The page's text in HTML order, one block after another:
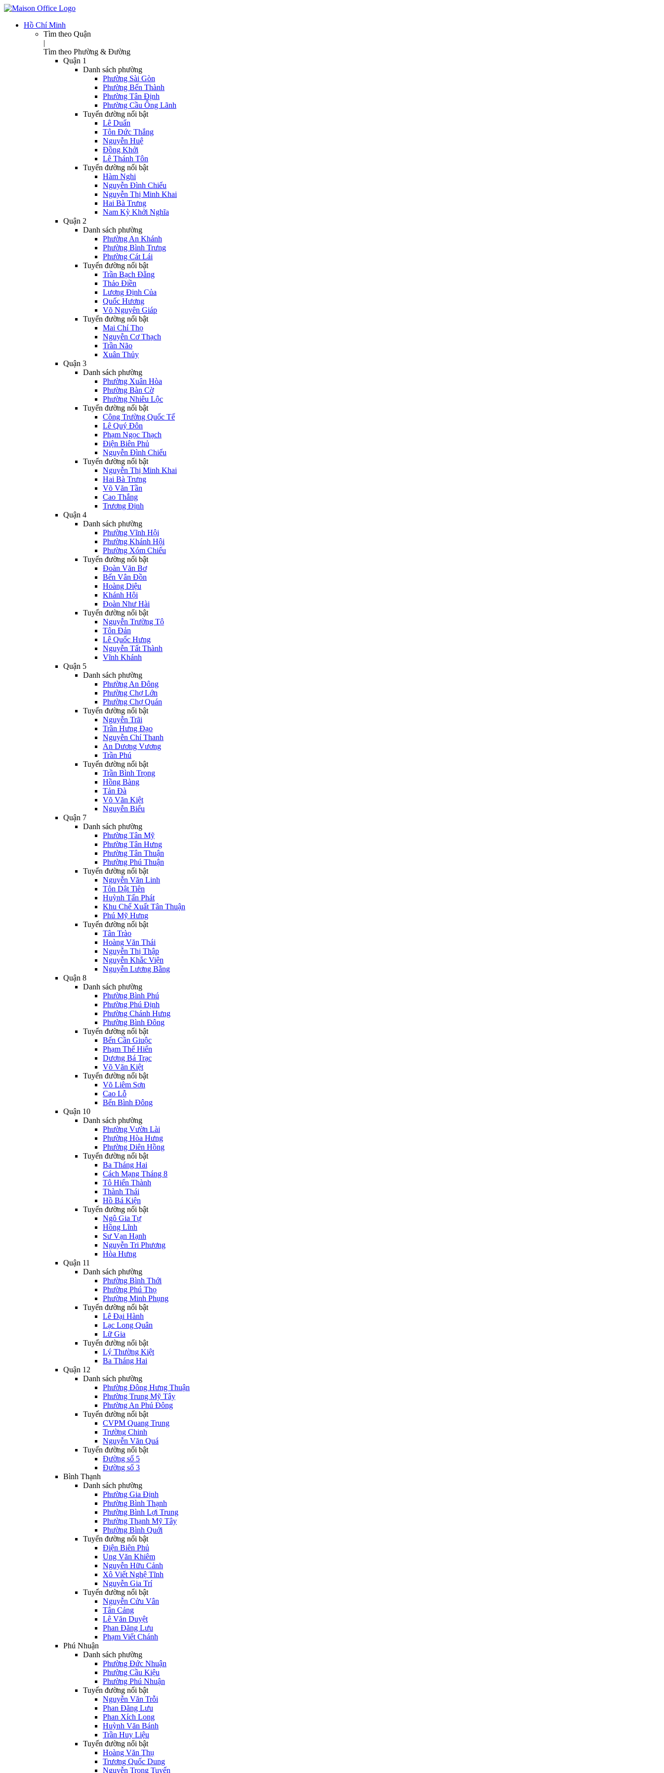
Hồ Chí Minh
Tìm theo Quận
|
Tìm theo Phường & Đường
Quận 1
Danh sách phường
Phường Sài Gòn
Phường Bến Thành
Phường Tân Định
Phường Cầu Ông Lãnh
Tuyến đường nổi bật
Lê Duẩn
Tôn Đức Thắng
Nguyễn Huệ
Đồng Khởi
Lê Thánh Tôn
Tuyến đường nổi bật
Hàm Nghi
Nguyễn Đình Chiểu
Nguyễn Thị Minh Khai
Hai Bà Trưng
Nam Kỳ Khởi Nghĩa
Quận 2
Danh sách phường
Phường An Khánh
Phường Bình Trưng
Phường Cát Lái
Tuyến đường nổi bật
Trần Bạch Đằng
Thảo Điền
Lương Định Của
Quốc Hương
Võ Nguyên Giáp
Tuyến đường nổi bật
Mai Chí Thọ
Nguyễn Cơ Thạch
Trần Não
Xuân Thủy
Quận 3
Danh sách phường
Phường Xuân Hòa
Phường Bàn Cờ
Phường Nhiêu Lộc
Tuyến đường nổi bật
Công Trường Quốc Tế
Lê Quý Đôn
Phạm Ngọc Thạch
Điện Biên Phủ
Nguyễn Đình Chiểu
Tuyến đường nổi bật
Nguyễn Thị Minh Khai
Hai Bà Trưng
Võ Văn Tần
Cao Thắng
Trương Định
Quận 4
Danh sách phường
Phường Vĩnh Hội
Phường Khánh Hội
Phường Xóm Chiếu
Tuyến đường nổi bật
Đoàn Văn Bơ
Bến Vân Đồn
Hoàng Diệu
Khánh Hội
Đoàn Như Hài
Tuyến đường nổi bật
Nguyễn Trường Tộ
Tôn Đản
Lê Quốc Hưng
Nguyễn Tất Thành
Vĩnh Khánh
Quận 5
Danh sách phường
Phường An Đông
Phường Chợ Lớn
Phường Chợ Quán
Tuyến đường nổi bật
Nguyễn Trãi
Trần Hưng Đạo
Nguyễn Chí Thanh
An Dương Vương
Trần Phú
Tuyến đường nổi bật
Trần Bình Trọng
Hồng Bàng
Tản Đà
Võ Văn Kiệt
Nguyễn Biểu
Quận 7
Danh sách phường
Phường Tân Mỹ
Phường Tân Hưng
Phường Tân Thuận
Phường Phú Thuận
Tuyến đường nổi bật
Nguyễn Văn Linh
Tôn Dật Tiên
Huỳnh Tấn Phát
Khu Chế Xuất Tân Thuận
Phú Mỹ Hưng
Tuyến đường nổi bật
Tân Trào
Hoàng Văn Thái
Nguyễn Thị Thập
Nguyễn Khắc Viện
Nguyễn Lương Bằng
Quận 8
Danh sách phường
Phường Bình Phú
Phường Phú Định
Phường Chánh Hưng
Phường Bình Đông
Tuyến đường nổi bật
Bến Cần Giuộc
Phạm Thế Hiển
Dương Bá Trạc
Võ Văn Kiệt
Tuyến đường nổi bật
Võ Liêm Sơn
Cao Lỗ
Bến Bình Đông
Quận 10
Danh sách phường
Phường Vườn Lài
Phường Hòa Hưng
Phường Diên Hồng
Tuyến đường nổi bật
Ba Tháng Hai
Cách Mạng Tháng 8
Tô Hiến Thành
Thành Thái
Hồ Bá Kiện
Tuyến đường nổi bật
Ngô Gia Tự
Hồng Lĩnh
Sư Vạn Hạnh
Nguyễn Tri Phương
Hòa Hưng
Quận 11
Danh sách phường
Phường Bình Thới
Phường Phú Thọ
Phường Minh Phụng
Tuyến đường nổi bật
Lê Đại Hành
Lạc Long Quân
Lữ Gia
Tuyến đường nổi bật
Lý Thường Kiệt
Ba Tháng Hai
Quận 12
Danh sách phường
Phường Đông Hưng Thuận
Phường Trung Mỹ Tây
Phường An Phú Đông
Tuyến đường nổi bật
CVPM Quang Trung
Trường Chinh
Nguyễn Văn Quá
Tuyến đường nổi bật
Đường số 5
Đường số 3
Bình Thạnh
Danh sách phường
Phường Gia Định
Phường Bình Thạnh
Phường Bình Lợi Trung
Phường Thạnh Mỹ Tây
Phường Bình Quới
Tuyến đường nổi bật
Điện Biên Phủ
Ung Văn Khiêm
Nguyễn Hữu Cảnh
Xô Viết Nghệ Tĩnh
Nguyễn Gia Trí
Tuyến đường nổi bật
Nguyễn Cửu Vân
Tân Cảng
Lê Văn Duyệt
Phan Đăng Lưu
Phạm Viết Chánh
Phú Nhuận
Danh sách phường
Phường Đức Nhuận
Phường Cầu Kiệu
Phường Phú Nhuận
Tuyến đường nổi bật
Nguyễn Văn Trỗi
Phan Đăng Lưu
Phan Xích Long
Huỳnh Văn Bánh
Trần Huy Liệu
Tuyến đường nổi bật
Hoàng Văn Thụ
Trương Quốc Dung
Nguyễn Trọng Tuyển